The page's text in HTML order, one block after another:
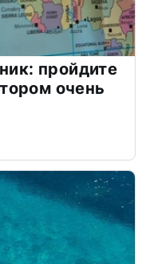
пройдите
очень